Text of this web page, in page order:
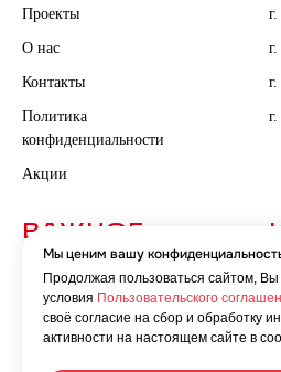
Мы ценим вашу
Продолжая пользоваться сайтом,
условия Пользовательского
своё согласие на сбор и обработку
активности на настоящем сайте в
Проекты
О нас
Контакты
Политика
конфиденциальности
Акции
ВАЖНОЕ
Документы
Новости